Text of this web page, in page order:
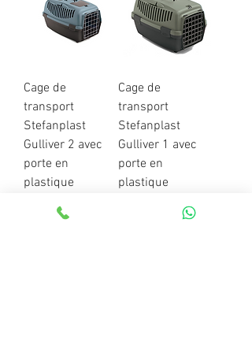
Cage de
transport
Stefanplast
Gulliver 2 avec
porte en
plastique
249,00 MAD
Cage de
transport
Stefanplast
Gulliver 1 avec
porte en
plastique
199,00 MAD